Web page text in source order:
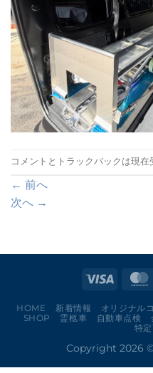
コメントとトラックバックは現在
← 前へ
次へ →
HOME 新着情報 オリジナル
SHOP
霊柩車 自動車点検
特
Copyright 2026